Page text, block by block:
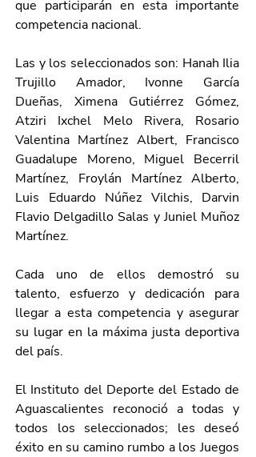
que participarán en esta importante
competencia nacional.
Las y los seleccionados son: Hanah Ilia
Trujillo Amador, Ivonne García
Dueñas, Ximena Gutiérrez Gómez,
Atziri Ixchel Melo Rivera, Rosario
Valentina Martínez Albert, Francisco
Guadalupe Moreno, Miguel Becerril
Martínez, Froylán Martínez Alberto,
Luis Eduardo Núñez Vilchis, Darvin
Flavio Delgadillo Salas y Juniel Muñoz
Martínez.
Cada uno de ellos demostró su
talento, esfuerzo y dedicación para
llegar a esta competencia y asegurar
su lugar en la máxima justa deportiva
del país.
El Instituto del Deporte del Estado de
Aguascalientes reconoció a todas y
todos los seleccionados; les deseó
éxito en su camino rumbo a los Juegos